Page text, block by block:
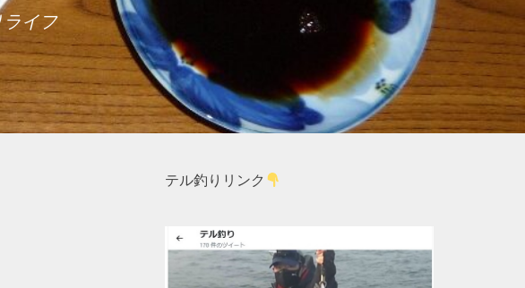
イフ
テル釣りリンク